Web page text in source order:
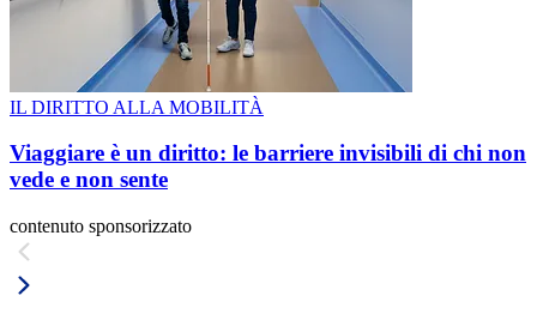
IL DIRITTO ALLA MOBILITÀ
Viaggiare è un diritto: le barriere invisibili di chi non
vede e non sente
contenuto sponsorizzato